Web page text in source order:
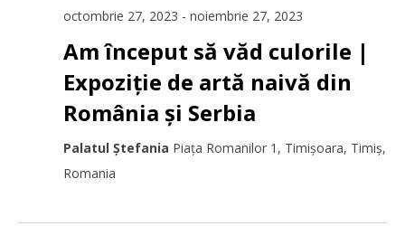
octombrie 27, 2023 - noiembrie 27, 2023
Am început să văd culorile |
Expoziție de artă naivă din
România și Serbia
Palatul Ștefania Piața Romanilor 1, Timișoara, Timiș,
Romania